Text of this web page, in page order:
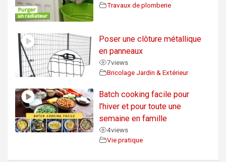
Travaux de plomberie
Poser une clôture métallique
en panneaux
7views
Bricolage Jardin & Extérieur
Batch cooking facile pour
l’hiver et pour toute une
semaine en famille
4views
Vie pratique